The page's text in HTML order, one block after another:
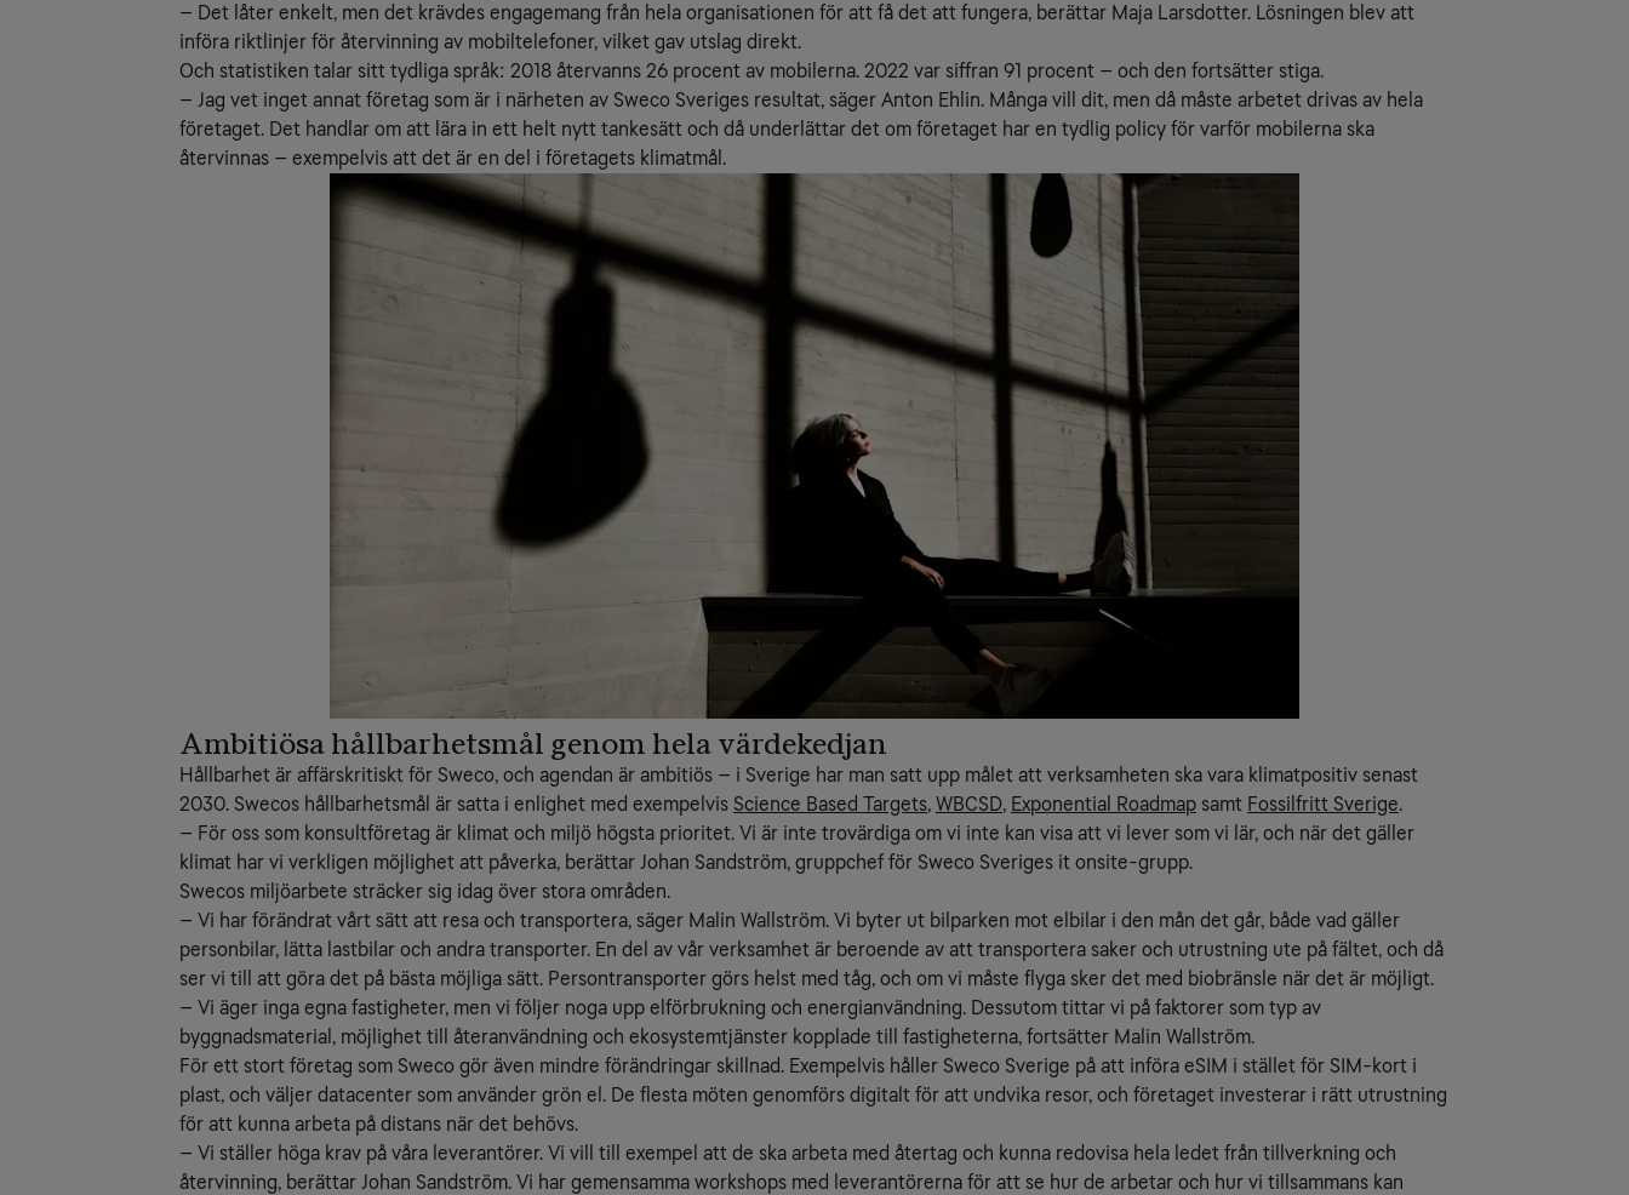
– Det låter enkelt, men det krävdes engagemang från hela organisationen för att få det att fungera, berättar Maja Larsdotter. Lösningen blev att
införa riktlinjer för återvinning av mobiltelefoner, vilket gav utslag direkt.
Och statistiken talar sitt tydliga språk: 2018 återvanns 26 procent av mobilerna. 2022 var siffran 91 procent – och den fortsätter stiga.
– Jag vet inget annat företag som är i närheten av Sweco Sveriges resultat, säger Anton Ehlin. Många vill dit, men då måste arbetet drivas av hela
företaget. Det handlar om att lära in ett helt nytt tankesätt och då underlättar det om företaget har en tydlig policy för varför mobilerna ska
återvinnas – exempelvis att det är en del i företagets klimatmål.
Ambitiösa hållbarhetsmål genom hela värdekedjan
Hållbarhet är affärskritiskt för Sweco, och agendan är ambitiös – i Sverige har man satt upp målet att verksamheten ska vara klimatpositiv senast
2030. Swecos hållbarhetsmål är satta i enlighet med exempelvis Science Based Targets, WBCSD, Exponential Roadmap samt Fossilfritt Sverige.
– För oss som konsultföretag är klimat och miljö högsta prioritet. Vi är inte trovärdiga om vi inte kan visa att vi lever som vi lär, och när det gäller
klimat har vi verkligen möjlighet att påverka, berättar Johan Sandström, gruppchef för Sweco Sveriges it onsite-grupp.
Swecos miljöarbete sträcker sig idag över stora områden.
– Vi har förändrat vårt sätt att resa och transportera, säger Malin Wallström. Vi byter ut bilparken mot elbilar i den mån det går, både vad gäller
personbilar, lätta lastbilar och andra transporter. En del av vår verksamhet är beroende av att transportera saker och utrustning ute på fältet, och då
ser vi till att göra det på bästa möjliga sätt. Persontransporter görs helst med tåg, och om vi måste flyga sker det med biobränsle när det är möjligt.
– Vi äger inga egna fastigheter, men vi följer noga upp elförbrukning och energianvändning. Dessutom tittar vi på faktorer som typ av
byggnadsmaterial, möjlighet till återanvändning och ekosystemtjänster kopplade till fastigheterna, fortsätter Malin Wallström.
För ett stort företag som Sweco gör även mindre förändringar skillnad. Exempelvis håller Sweco Sverige på att införa eSIM i stället för SIM-kort i
plast, och väljer datacenter som använder grön el. De flesta möten genomförs digitalt för att undvika resor, och företaget investerar i rätt utrustning
för att kunna arbeta på distans när det behövs.
– Vi ställer höga krav på våra leverantörer. Vi vill till exempel att de ska arbeta med återtag och kunna redovisa hela ledet från tillverkning och
återvinning, berättar Johan Sandström. Vi har gemensamma workshops med leverantörerna för att se hur de arbetar och hur vi tillsammans kan